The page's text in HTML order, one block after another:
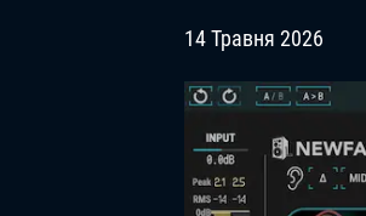
14 Травня 2026